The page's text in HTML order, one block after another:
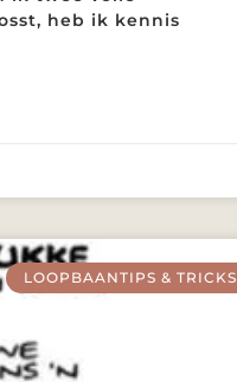
heb ik kennis
LOOPBAANTIPS & TRICKS